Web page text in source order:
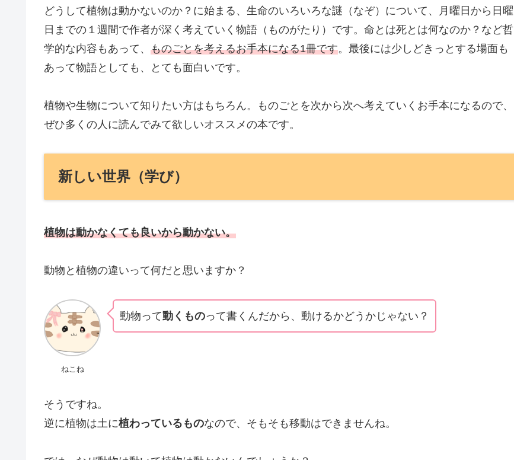
どうして植物は動かないのか？に始まる、生命のいろいろな謎（なぞ）について、月曜日から日曜
日までの１週間で作者が深く考えていく物語（ものがたり）です。命とは死とは何なのか？など哲
学的な内容もあって、 ものごとを考えるお手本になる1冊です。最後には少しどきっとする場面も
あって物語としても、とても面白いです。
植物や生物について知りたい方はもちろん。ものごとを次から次へ考えていくお手本になるので、
ぜひ多くの人に読んでみて欲しいオススメの本です。
新しい世界（学び）
植物は動かなくても良いから動かない。
動物と植物の違いって何だと思いますか？
ねこね
動物って動くものって書くんだから、動けるかどうかじゃない？
そうですね。
逆に植物は土に植わっているものなので、そもそも移動はできませんね。